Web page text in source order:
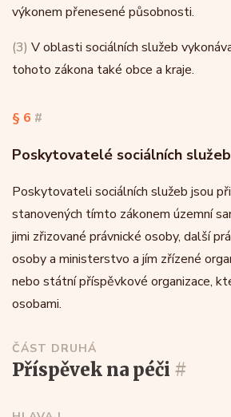
výkonem přenesené působnosti.
(3) V oblasti sociálních služeb
tohoto zákona také obce a kraje.
§ 6 #
Poskytovatelé sociálních služeb
Poskytovateli sociálních služeb jsou
stanovených tímto zákonem územní
jimi zřizované právnické osoby, další
osoby a ministerstvo a jím zřízené
nebo státní příspěvkové organizace,
osobami.
ČÁST DRUHÁ
příspěvek na péči #